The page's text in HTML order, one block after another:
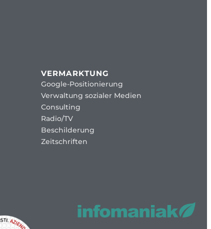
VERMARKTUNG
Google-Positionierung
Verwaltung sozialer Medien
Consulting
Radio/TV
Beschilderung
Zeitschriften